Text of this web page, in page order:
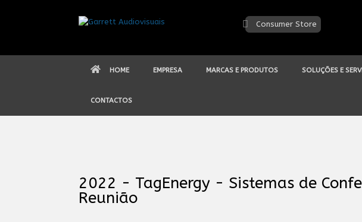
Consumer Store
HOME EMPRESA MARCAS E PRODUTOS SOLUÇÕES E
CONTACTOS
2022 - TagEnergy - Sistemas de
Reunião